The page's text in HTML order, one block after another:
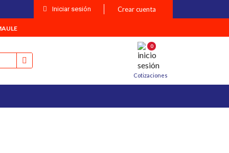
Iniciar sesión Crear cuenta
0
Cotizaciones